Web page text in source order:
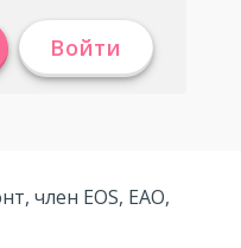
Войти
член EOS, EAO,